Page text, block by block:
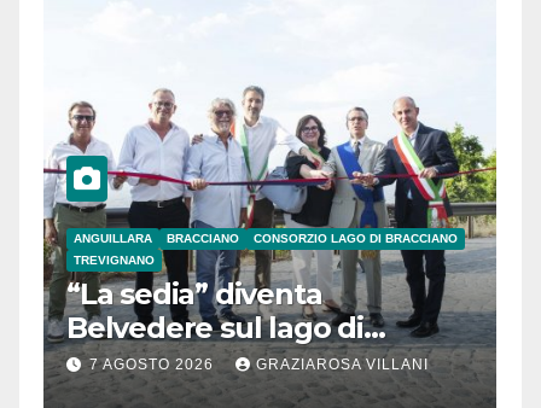
ANGUILLARA BRACCIANO
CONSORZIO LAGO DI BRACCIANO
TREVIGNANO
“La sedia” diventa
Belvedere sul lago di
Bracciano: ieri
l’inaugurazione
7 AGOSTO 2026 GRAZIAROSA VILLANI